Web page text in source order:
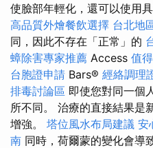
使臉部年輕化，還可以使用
高品質外燴餐飲選擇 台北地
同，因此不存在「正常」的
蟑除害專家推薦 Access 值
台胞證申請 Bars®️ 經絡調理
排毒討論區 即使您對同一個
所不同。 治療的直接結果是
增強。 塔位風水布局建議 安
南 同時，荷爾蒙的變化會導